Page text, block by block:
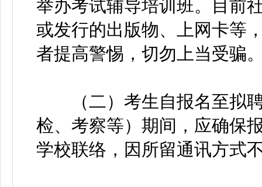
举办考试辅导培训班。目前
或发行的出版物、上网卡等
者提高警惕，切勿上当受骗
（二）考生自报名至拟聘
检、考察等）期间，应确保
学校联络，因所留通讯方式